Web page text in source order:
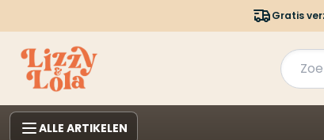
Gratis
ALLE ARTIKELEN